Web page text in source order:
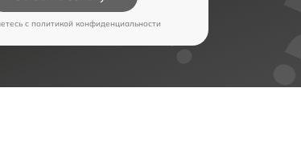
c политикой конфиденциальности